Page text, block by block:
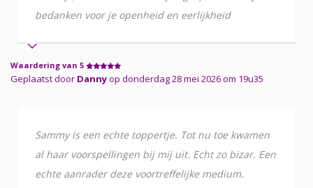
bedanken voor je openheid en eerlijkheid
Waardering van 5
Geplaatst door Dannyop donderdag 28 mei 2026 om 19u35
Sammy is een echte toppertje. Tot nu toe kwamen
al haar voorspellingen bij mij uit. Echt zo bizar. Een
echte aanrader deze voortreffelijke medium.